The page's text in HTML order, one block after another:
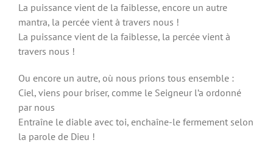
La puissance vient de la faiblesse, encore un autre
mantra, la percée vient à travers nous !
La puissance vient de la faiblesse, la percée vient à
travers nous !
Ou encore un autre, où nous prions tous ensemble :
Ciel, viens pour briser, comme le Seigneur l’a ordonné
par nous
Entraîne le diable avec toi, enchaîne-le fermement selon
la parole de Dieu !